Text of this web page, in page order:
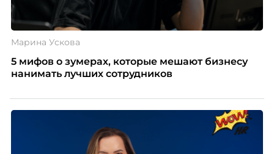
Марина Ускова
5 мифов о зумерах, которые мешают бизнесу
нанимать лучших сотрудников